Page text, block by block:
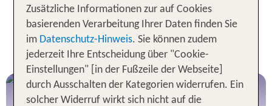
Beliebte Urlaubsziele für Deinen
Urlaub in Großbritannien
England
Zusätzliche Informationen zur auf Cookies
basierenden Verarbeitung Ihrer Daten finden Sie
im Datenschutz-Hinweis. Sie können zudem
jederzeit Ihre Entscheidung über "Cookie-
Einstellungen" [in der Fußzeile der Webseite]
durch Ausschalten der Kategorien widerrufen. Ein
solcher Widerruf wirkt sich nicht auf die